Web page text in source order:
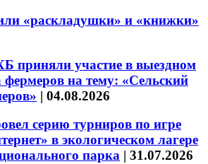
«раскладушки» и «книжки»
приняли участие в выездном
фермеров на тему: «Сельский
| 04.08.2026
серию турниров по игре
в экологическом лагере
парка | 31.07.2026